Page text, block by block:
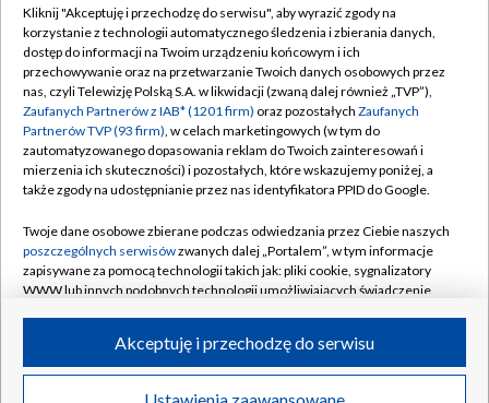
TVP
Abonament TVP
Emisja w TVP
Centrum informacji TVP
Naziemna Telewizja Cyfrowa
Rada Programowa
System NOS
Informacje o nadawcy
Program dla prasy
Regulamin TVP
Polityka prywatności
Moje zgody
Pomoc
Kontakt
Kanały
©2026 Telewizja Polska S.A. w likwidacji
Kliknij "Akceptuję i przechodzę do serwisu", aby wyrazić zgody na
korzystanie z technologii automatycznego śledzenia i zbierania danych,
dostęp do informacji na Twoim urządzeniu końcowym i ich
przechowywanie oraz na przetwarzanie Twoich danych osobowych przez
nas, czyli Telewizję Polską S.A. w likwidacji (zwaną dalej również „TVP”),
Zaufanych Partnerów z IAB* (1201 firm) oraz pozostałych Zaufanych
Partnerów TVP (93 firm), w celach marketingowych (w tym do
zautomatyzowanego dopasowania reklam do Twoich zainteresowań i
mierzenia ich skuteczności) i pozostałych, które wskazujemy poniżej, a
także zgody na udostępnianie przez nas identyfikatora PPID do Google.
Twoje dane osobowe zbierane podczas odwiedzania przez Ciebie naszych
poszczególnych serwisówzwanych dalej „Portalem”, w tym informacje
zapisywane za pomocą technologii takich jak: pliki cookie, sygnalizatory
WWW lub innych podobnych technologii umożliwiających świadczenie
ruchu w Internecie.
Twoje dane osobowe zbierane podczas odwiedzania przez Ciebie
Akceptuję i przechodzę do serwisu